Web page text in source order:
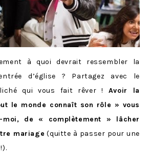
à quoi devrait ressembler la
d’église ? Partagez avec le
qui vous fait rêver ! Avoir la
le monde connaît son rôle » vous
moi, de « complètement » lâcher
mariage (quitte à passer pour une